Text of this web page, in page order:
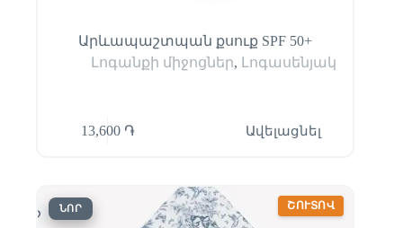
Արևապաշտպան քսուք SPF 50+
Լոգանքի միջոցներ, Լոգասենյակ
13,600 ֏ Ավելացնել
ՆՈՐ ՇՈՒՏՈՎ